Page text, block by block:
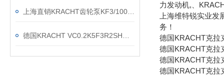
力发动机,、
上海维特锐实业
务！
德国KRACHT克拉
德国KRACHT克拉
德国KRACHT克
德国KRACHT克拉